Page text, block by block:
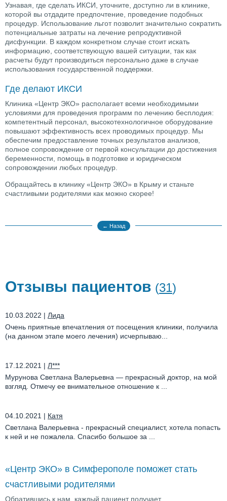
Узнавая, где сделать ИКСИ, уточните, доступно ли в клинике,
которой вы отдадите предпочтение, проведение подобных
процедур. Использование льгот позволит значительно сократить
потенциальные затраты на лечение репродуктивной
дисфункции. В каждом конкретном случае стоит искать
информацию, соответствующую вашей ситуации, так как
расчеты будут производиться персонально даже в случае
использования государственной поддержки.
Где делают ИКСИ
Клиника «Центр ЭКО» располагает всеми необходимыми
условиями для проведения программ по лечению бесплодия:
компетентный персонал, высокотехнологичное оборудование
повышают эффективность всех проводимых процедур. Мы
обеспечим предоставление точных результатов анализов,
полное сопровождение от первой консультации до достижения
беременности, помощь в подготовке и юридическом
сопровождении любых процедур.
Обращайтесь в клинику «Центр ЭКО» в Крыму и станьте
счастливыми родителями как можно скорее!
← Назад
Отзывы пациентов (31)
10.03.2022 | Лида
Очень приятные впечатления от посещения клиники, получила
(на данном этапе моего лечения) исчерпываю...
17.12.2021 | Л***
Мурунова Светлана Валерьевна — прекрасный доктор, на мой
взгляд. Отмечу ее внимательное отношение к ...
04.10.2021 | Катя
Светлана Валерьевна - прекрасный специалист, хотела попасть
к ней и не пожалела. Спасибо большое за ...
«Центр ЭКО» в Симферополе поможет стать
счастливыми родителями
Обратившись к нам, каждый пациент получает